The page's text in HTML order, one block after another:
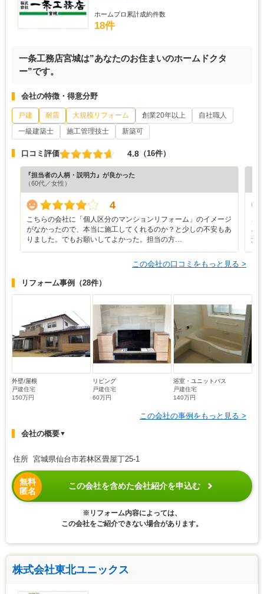
ホームプロ累計成約件数
18件
一条工務店宮城は”あなたのお住まいのホームドクタ
ー”です。
会社の特徴・得意分野
戸建 耐震 大規模リフォーム 創業20年以上
自社職人
一級建築士
施工管理技士 新築可
口コミ評価 4.8 （16件）
『担当者の人柄・説明力』が良かった
（60代／女性）
4
こちらの会社に「個人区分のマンションリフォーム」のイメージ
がなかったので、本当に施工してくれるのか？と少しの不安もあ
りました。でもお願いしてよかった。担当の方…
ざ
だ
この会社の口コミをもっと見る >
リフォーム事例 （28件）
外壁/屋根
戸建住宅
150万円
リビング
戸建住宅
60万円
浴室・ユニットバス
戸建住宅
140万円
この会社の事例をもっと見る >
会社の概要▼
住所 宮城県仙台市若林区畳屋丁25-1
無料
匿名
この会社を含めた会社紹介を申込む
※リフォーム内容によっては、
この会社をご紹介できない場合があります。
株式会社東北ユニックス